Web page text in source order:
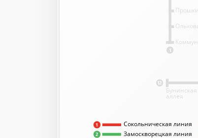
Сокольническая линия
Замоскворецкая линия
2
1
12
1
Бунинская
аллея